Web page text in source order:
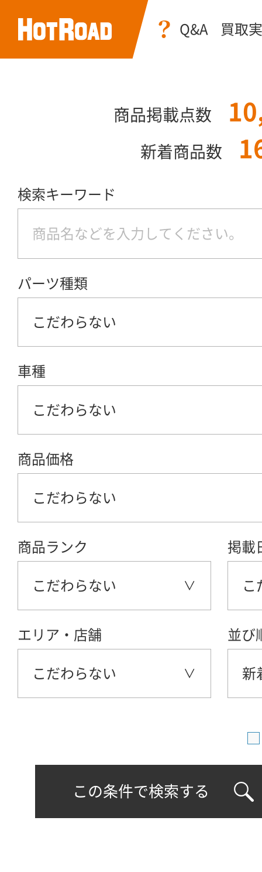
Q&A 買取
商品掲載点数
新着商品数
検索キーワード
パーツ種類
こだわらない
車種
こだわらない
商品価格
こだわらない
商品ランク
こだわらない
掲載
こ
エリア・店舗
こだわらない
並び
新
この条件で検索する